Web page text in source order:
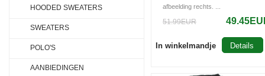
afbeelding rechts. ...
51.99EUR
In winkelmandje Details
HOODED SWEATERS
SWEATERS
POLO'S
AANBIEDINGEN